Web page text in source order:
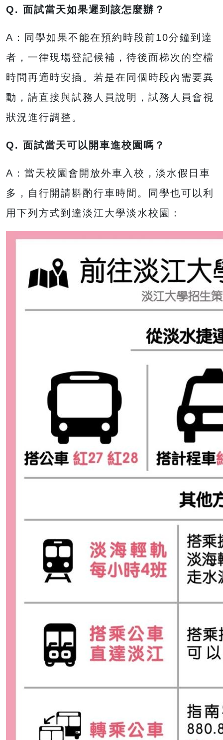
Q. 面試當天如果遲到該怎麼辦？
A：同學如果不能在預約時段前10分鐘到達
者，一律現場登記候補，待後面梯次的空檔
時間再適時安插。若是在同個時段內需要異
動，請直接與試務人員說明，試務人員會視
狀況進行調整。
Q. 面試當天可以開車進校園嗎？
A：當天校園會開放外車入校，淡水假日車
多，自行開請斟酌行車時間。同學也可以利
用下列方式到達淡江大學淡水校園：